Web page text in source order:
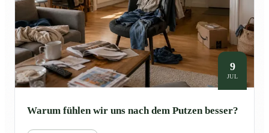
9
JUL
Warum fühlen wir uns nach dem Putzen besser?